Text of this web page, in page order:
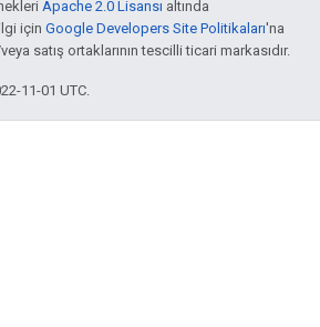
Apache 2.0 Lisansı altında
için Google Developers Site Politikaları'na
satış ortaklarının tescilli ticari markasıdır.
11-01 UTC.